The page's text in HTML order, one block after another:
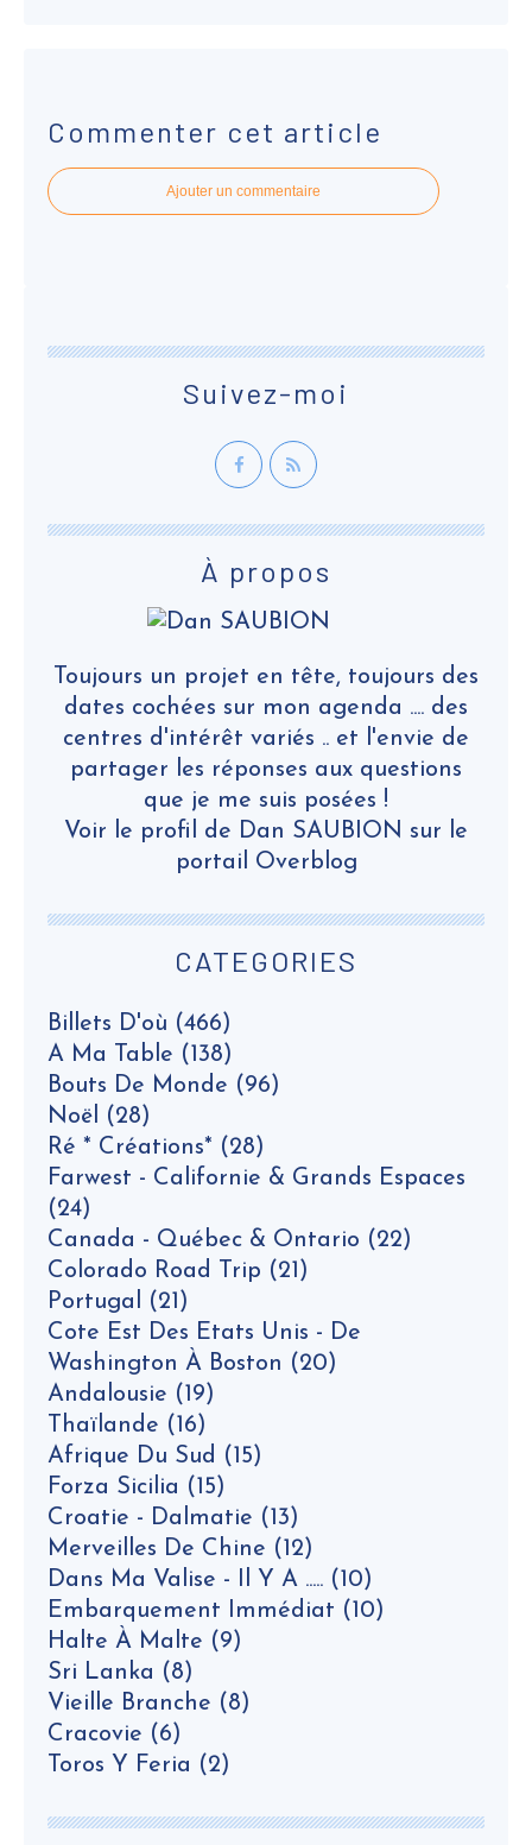
Commenter cet article
Ajouter un commentaire
CATEGORIES
Billets D'où (466)
A Ma Table (138)
Bouts De Monde (96)
Noël (28)
Ré * Créations* (28)
Farwest - Californie & Grands Espaces
(24)
Canada - Québec & Ontario (22)
Colorado Road Trip (21)
Portugal (21)
Cote Est Des Etats Unis - De
Washington À Boston (20)
Andalousie (19)
Thaïlande (16)
Afrique Du Sud (15)
Forza Sicilia (15)
Croatie - Dalmatie (13)
Merveilles De Chine (12)
Dans Ma Valise - Il Y A ..... (10)
Embarquement Immédiat (10)
Halte À Malte (9)
Sri Lanka (8)
Vieille Branche (8)
Cracovie (6)
Toros Y Feria (2)
Suivez-moi
À propos
Toujours un projet en tête, toujours des
dates cochées sur mon agenda .... des
centres d'intérêt variés .. et l'envie de
partager les réponses aux questions
que je me suis posées !
Voir le profil de Dan SAUBION sur le
portail Overblog